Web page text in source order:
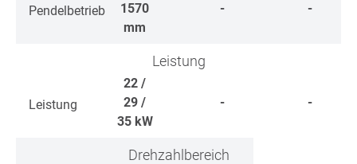
Pendelbetrieb
1570
mm
- -
Leistung
Leistung
22 /
29 /
35 kW
- -
Drehzahlbereich